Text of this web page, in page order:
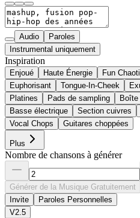
Audio
Paroles
Instrumental uniquement
Inspiration
Enjoué Haute Énergie Fun
Euphorisant
Tongue-In-Cheek
Platines
Pads de sampling
Basse électrique
Section cuivres
Vocal Chops
Guitares choppées
Plus
Nombre de chansons à générer
Générer de la Musique Gratuitement
Invite
Paroles Personnelles
V2.5